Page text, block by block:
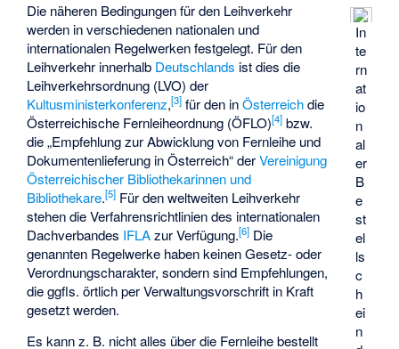
In
te
rn
at
io
n
al
er
B
e
st
el
ls
c
h
ei
n
Die näheren Bedingungen für den Leihverkehr
werden in verschiedenen nationalen und
internationalen Regelwerken festgelegt. Für den
Leihverkehr innerhalb Deutschlands ist dies die
Leihverkehrsordnung (LVO) der
Kultusministerkonferenz,[3] für den inÖsterreichdie
Österreichische Fernleiheordnung (ÖFLO)[4] bzw.
die „Empfehlung zur Abwicklung von Fernleihe und
Dokumentenlieferung in Österreich“ derVereinigung
Österreichischer Bibliothekarinnen und
Bibliothekare.[5] Für den weltweiten Leihverkehr
stehen die Verfahrensrichtlinien des internationalen
Dachverbandes IFLAzur Verfügung.[6] Die
genannten Regelwerke haben keinen Gesetz- oder
Verordnungscharakter, sondern sind Empfehlungen,
die ggfls. örtlich per Verwaltungsvorschrift in Kraft
gesetzt werden.
Es kann z. B. nicht alles über die Fernleihe bestellt